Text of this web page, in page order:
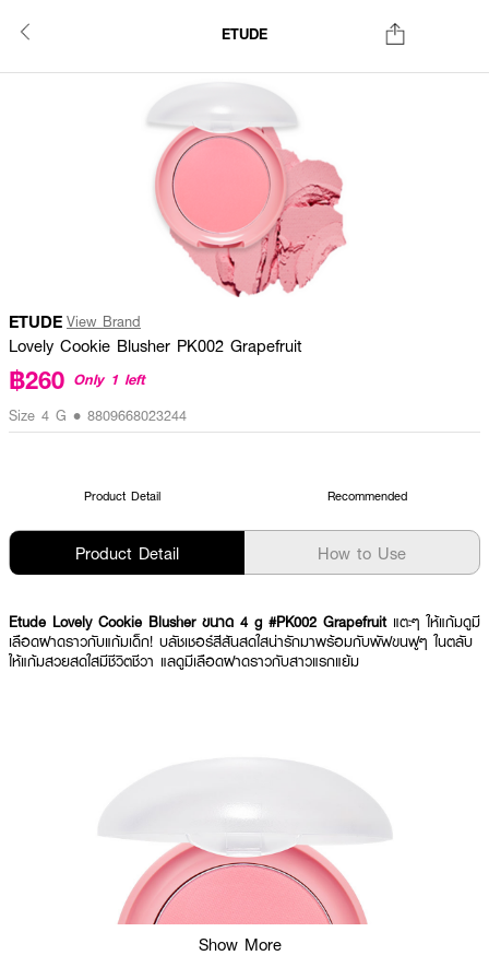
ETUDE
ETUDE View Brand
Lovely Cookie Blusher PK002 Grapefruit
฿260 Only 1 left
Size 4 G • 8809668023244
Product Detail Recommended
Product Detail How to Use
Etude Lovely Cookie Blusher ขนาด 4 g #PK002 Grapefruit แตะๆ ให้แก้มดูมี
เลือดฝาดราวกับแก้มเด็ก! บลัชเชอร์สีสันสดใสน่ารักมาพร้อมกับพัฟขนฟูๆ ในตลับ
ให้แก้มสวยสดใสมีชีวิตชีวา แลดูมีเลือดฝาดราวกับสาวแรกแย้ม
Show More